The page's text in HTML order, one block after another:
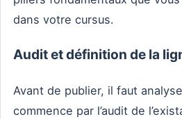
dans votre cursus.
Audit et définition de la
Avant de publier, il faut
commence par l’audit de